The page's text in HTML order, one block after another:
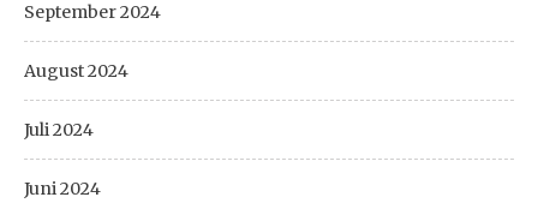
September 2024
August 2024
Juli 2024
Juni 2024